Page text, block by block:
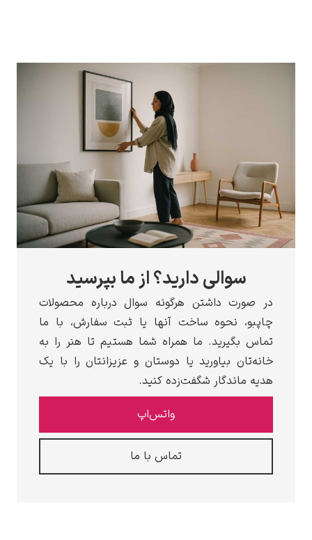
دارید؟ از ما بپرسید
داشتن هرگونه سوال درباره محصولات
نحوه ساخت آنها یا ثبت سفارش، با ما
ما همراه شما هستیم تا هنر را به
بیاورید یا دوستان و عزیزانتان را با یک
شگفت‌زده کنید.